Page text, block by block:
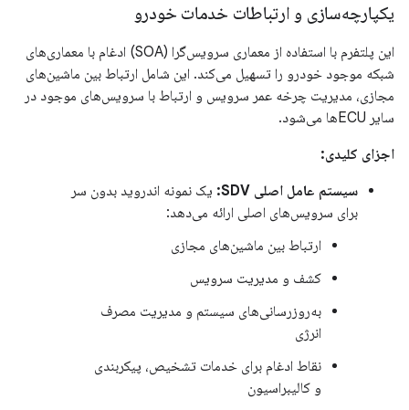
یکپارچه‌سازی و ارتباطات خدمات خودرو
این پلتفرم با استفاده از معماری سرویس‌گرا (SOA) ادغام با معماری‌های
شبکه موجود خودرو را تسهیل می‌کند. این شامل ارتباط بین ماشین‌های
مجازی، مدیریت چرخه عمر سرویس و ارتباط با سرویس‌های موجود در
سایر ECUها می‌شود.
اجزای کلیدی:
سیستم عامل اصلی SDV:
یک نمونه اندروید بدون سر
برای سرویس‌های اصلی ارائه می‌دهد:
ارتباط بین ماشین‌های مجازی
کشف و مدیریت سرویس
به‌روزرسانی‌های سیستم و مدیریت مصرف
انرژی
نقاط ادغام برای خدمات تشخیص، پیکربندی
و کالیبراسیون